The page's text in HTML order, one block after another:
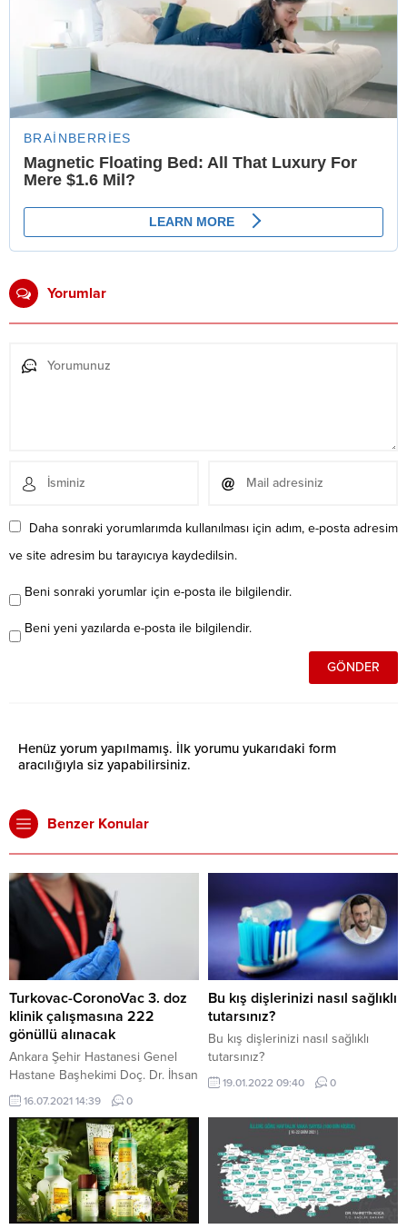
Yorumlar
Daha sonraki yorumlarımda kullanılması için adım, e-posta adresim
ve site adresim bu tarayıcıya kaydedilsin.
Beni sonraki yorumlar için e-posta ile bilgilendir.
Beni yeni yazılarda e-posta ile bilgilendir.
Henüz yorum yapılmamış. İlk yorumu yukarıdaki form
aracılığıyla siz yapabilirsiniz.
Benzer Konular
Turkovac-CoronoVac 3. doz
klinik çalışmasına 222
gönüllü alınacak
Ankara Şehir Hastanesi Genel
Hastane Başhekimi Doç. Dr. İhsan
Ateş, Turkovac-CoronoVac 3. doz
klinik çalışmasına ilişkin basın
mensuplarına yaptığı açıklamada,
bunun randomize kontrollü, çift
kör gerçekleştirilecek bir çalışma
olduğunu söyledi. Ateş, “Bu
çalışmayla Turkovac ve
CoronoVac aşılarının 3. doz, rapel
16.07.2021 14:39 0
Bu kış dişlerinizi nasıl sağlıklı
tutarsınız?
Bu kış dişlerinizi nasıl sağlıklı
tutarsınız?
19.01.2022 09:40 0